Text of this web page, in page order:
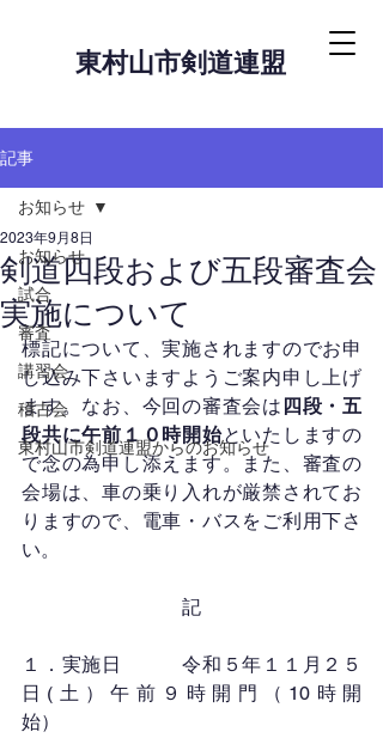
東村山市剣道連盟
記事
お知らせ
試合
審査
講習会
稽古会
東村山市剣道連盟からのお知らせ
お知らせ
剣道四段および五段審査会
実施について
2023年9月8日
標記について、実施されますのでお申
し込み下さいますようご案内申し上げ
ます。なお、今回の審査会は 四段・五
段共に午前１０時開始といたしますの
で念の為申し添えます。また、審査の
会場は、車の乗り入れが厳禁されてお
りますので、電車・バスをご利用下さ
い。
記
１．実施日　　　令和５年１１月２５
日(土）午前９時開門（10時開
始）